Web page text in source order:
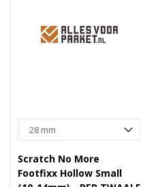
Scratch No More
Footfixx Hollow Small